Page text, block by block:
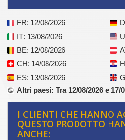
FR: 12/08/2026
IT: 13/08/2026
BE: 12/08/2026
CH: 14/08/2026
ES: 13/08/2026
Altri paesi: Tra 12/08/2026 e 17/
I CLIENTI CHE HANNO
QUESTO PRODOTTO
ANCHE: